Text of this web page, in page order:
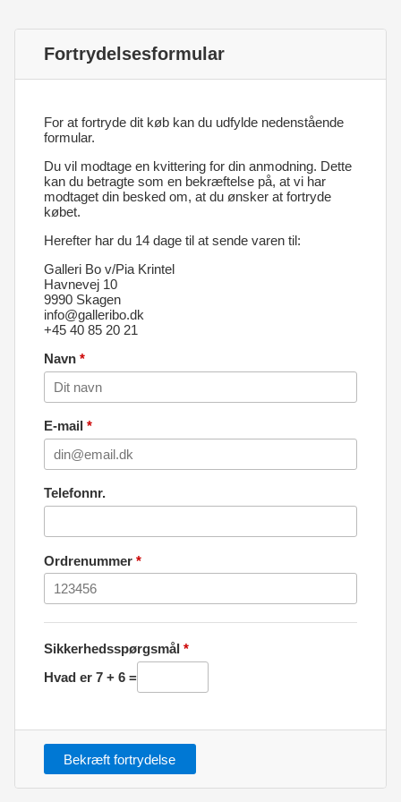
Fortrydelsesformular
For at fortryde dit køb kan du udfylde nedenstående
formular.
Du vil modtage en kvittering for din anmodning. Dette
kan du betragte som en bekræftelse på, at vi har
modtaget din besked om, at du ønsker at fortryde
købet.
Herefter har du 14 dage til at sende varen til:
Galleri Bo v/Pia Krintel
Havnevej 10
9990 Skagen
info@galleribo.dk
+45 40 85 20 21
Navn *
E-mail *
Telefonnr.
Ordrenummer *
Sikkerhedsspørgsmål *
Hvad er 7 + 6 =
Bekræft fortrydelse